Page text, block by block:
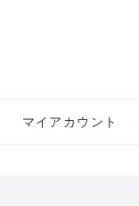
マイアカウント